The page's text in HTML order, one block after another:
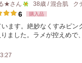
て
ま
に
入
り
登
★さん
5
人
以
38歳 / 混合肌 ク
6 購入品
ます。絶妙なくすみピ
ました。ラメが控えめ